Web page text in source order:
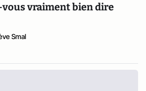
vous vraiment bien dire
Smal